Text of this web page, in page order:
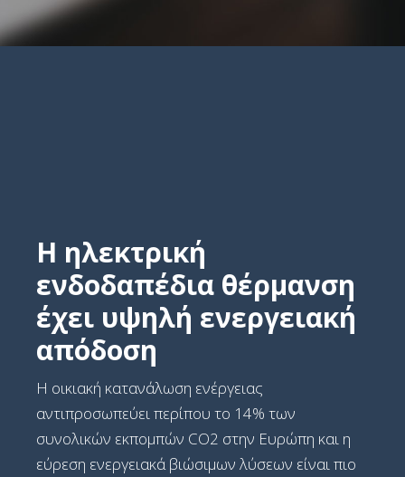
Η ηλεκτρική
ενδοδαπέδια θέρμανση
έχει υψηλή ενεργειακή
απόδοση
Η οικιακή κατανάλωση ενέργειας
αντιπροσωπεύει περίπου το 14% των
συνολικών εκπομπών CO2 στην Ευρώπη και η
εύρεση ενεργειακά βιώσιμων λύσεων είναι πιο